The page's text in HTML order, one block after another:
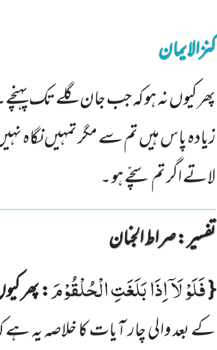
کنزالایمان
پھر کیوں نہ ہو کہ جب جان گلے تک
زیادہ پاس ہیں تم سے مگر تمہیں نگاہ نہیں
لاتے اگر تم سچّے ہو ۔
تفسیر : ‎صراط الجنان
{فَلَوْ لَاۤ اِذَا بَلَغَتِ الْحُلْقُوْمَ: پھر
کے بعد والی چار آیات کا خلاصہ یہ